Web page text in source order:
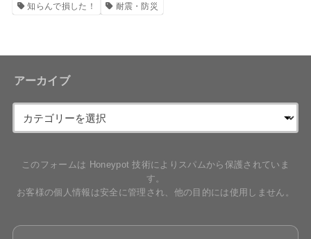
知らんで損した！
耐震・防災
アーカイブ
このフォームは Honeypot 技術によりスパムから保護されていま
す。
お客様の個人情報は安全に管理され、他の目的には使用しません。